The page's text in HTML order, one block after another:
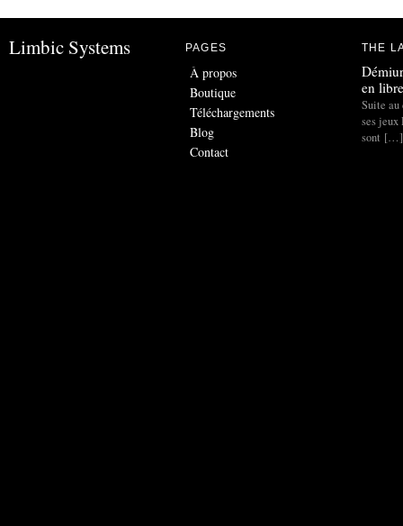
Limbic Systems PAGES
À propos
Boutique
Téléchargements
Blog
Contact
THE
en
Suite au
ses jeux
sont […]